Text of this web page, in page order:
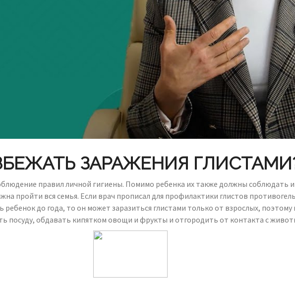
ЗАРАЖЕНИЯ
правил личной гигиены. Помимо ребенка их также должны соблюдать и
пройти вся семья. Если врач прописал для профилактики глистов
ребенок до года, то он может заразиться глистами только от взрослых,
посуду, обдавать кипятком овощи и фрукты и отгородить от контакта с